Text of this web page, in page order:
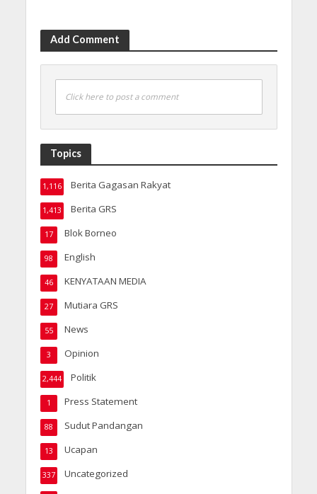
Add Comment
Click here to post a comment
Topics
Berita Gagasan Rakyat
1,116
Berita GRS
1,413
Blok Borneo
17
English
98
KENYATAAN MEDIA
46
Mutiara GRS
27
News
55
Opinion
3
Politik
2,444
Press Statement
1
Sudut Pandangan
88
Ucapan
13
Uncategorized
337